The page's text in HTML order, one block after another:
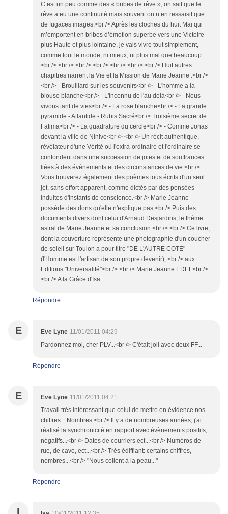
C’est un peu comme des « bribes de rêve », on sait que le
rêve a eu une continuité mais souvent on n’en ressaisit que
de fugaces images.<br /> Après les cloches du huit Mai qui
m’emportent en bribes d’émotion superbe vers une Victoire
plus Haute et plus lointaine, je vais vivre tout simplement,
comme tout le monde, ni mieux, ni plus mal que beaucoup.
<br /> <br /> <br /> <br /> <br /> <br /> <br /> Huit autres
chapitres narrent la Vie et la Mission de Marie Jeanne :<br />
<br /> - Brouillard sur les souvenirs<br /> - L'homme a la
blouse blanche<br /> - L'inconnu de l'au delà<br /> - Nous
vivons tant de vies<br /> - La rose blanche<br /> - La grande
pyramide - Atlantide - Rubis Sacré<br /> Troisième secret de
Fatima<br /> - La quadrature du cercle<br /> - Comme Jonas
devant la ville de Ninive<br /> <br /> Un récit authentique,
révélateur d'une Vérité où l'extra-ordinaire et l'ordinaire se
confondent dans une succession de joies et de souffrances
liées à des événements et des circonstances de vie.<br />
Vous trouverez également des poèmes tous écrits d'un seul
jet, sans effort apparent, comme dictés par des pensées
induites d'instants de conscience.<br /> Marie Jeanne
possède des dons qu'elle n'explique pas.<br /> Puis des
documents divers dont celui d'Arnaud Desjardins, le thème
astral de Marie Jeanne et sa conclusion.<br /> <br /> Ce livre,
dont la couverture représente une photographie d'un coucher
de soleil sur Toulon a pour titre "DE L'AUTRE COTE"
(l'Homme est l'artisan de son propre devenir), <br /> aux
Editions "Universalité"<br /> <br /> Marie Jeanne EDEL<br />
<br /> A la Grâce d'Isa
Répondre
E Eve Lyne 11/01/2011 04:29
Pardonnez moi, cher PLV...<br /> C'était joli avec deux FF...
Répondre
E Eve Lyne 11/01/2011 04:21
Travail très intéressant que celui de mettre en évidence nos
chiffres... Nombres.<br /> Il y a de nombreuses années, j'ai
réalisé la synchronicité en rapport avec évènements positifs,
négatifs...<br /> Dates de courriers ect...<br /> Numéros de
rue, de cave, ect...<br /> Très édiffiant: certains chiffres,
nombres...<br /> "Nous collent à la peau..."
Répondre